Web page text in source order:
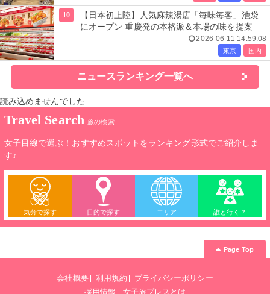
10
【日本初上陸】人気麻辣湯店「毎味毎客」池袋
にオープン 重慶発の本格派＆本場の味を提案
2026-06-11 14:59:08
東京 国内
ニュースランキング一覧へ
読み込めませんでした
Travel Search 旅の検索
女子目線で選ぶ！おすすめスポットをランキング形式でご紹介しま
す♪
気分で探す 目的で探す エリア 誰と行く？
Page Top
会社概要 利用規約
プライバシーポリシー
採用情報
女子旅プレスとは